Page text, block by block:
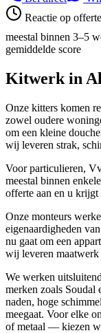
Reactie op
meestal binnen 3–5
gemiddelde score
Kitwerk in
Onze kitters komen
zowel oudere
om een kleine
wij leveren strak,
Voor particulieren,
meestal binnen
offerte aan en u
Onze monteurs
eigenaardigheden
nu gaat om een
wij leveren
We werken
merken zoals
naden, hoge
meegaat. Voor elke
of metaal — kiezen